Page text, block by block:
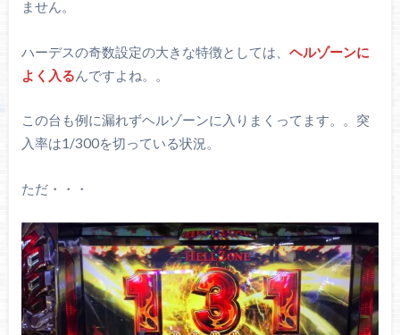
ません。
ハーデスの奇数設定の大きな特徴としては、 ヘルゾーンに
よく入るんですよね。。
この台も例に漏れずヘルゾーンに入りまくってます。。突
入率は1/300を切っている状況。
ただ・・・